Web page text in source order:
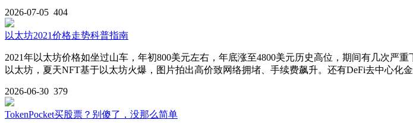
2026-07-05 404
以太坊2021价格走势科普指南
2021年以太坊价格如坐过山车，年初800美元左右，年底涨至4800美元历史高位，期间有几次
以太坊，夏天NFT基于以太坊火爆，图片拍出高价致网络拥堵、手续费飙升。还有DeFi去中心化
2026-06-30 379
TokenPocket买股票？别傻了，没那么简单